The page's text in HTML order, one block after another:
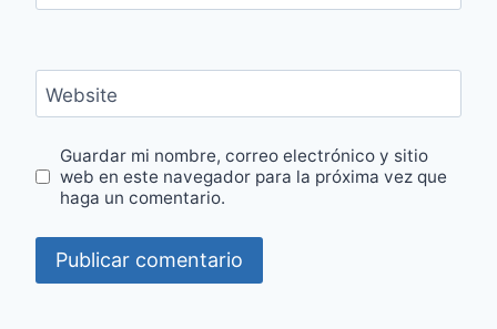
Website
Guardar mi nombre, correo electrónico y sitio
web en este navegador para la próxima vez que
haga un comentario.